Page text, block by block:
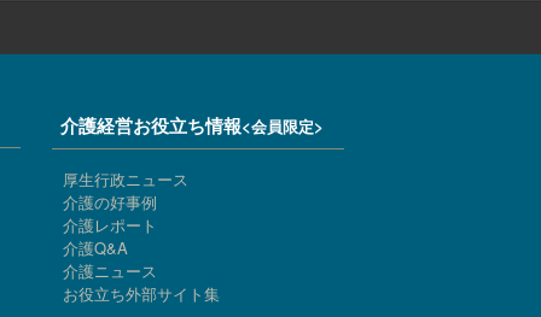
介護経営お役立ち情報<会員限定>
厚生行政ニュース
介護の好事例
介護レポート
介護Q&A
介護ニュース
お役立ち外部サイト集